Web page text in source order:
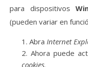
para dispositivos
(pueden variar en
Abra Internet
Ahora puede
cookies.